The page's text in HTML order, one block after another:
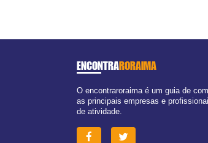
ENCONTRARORAIMA
O encontraroraima é um guia de
as principais empresas e
de atividade.